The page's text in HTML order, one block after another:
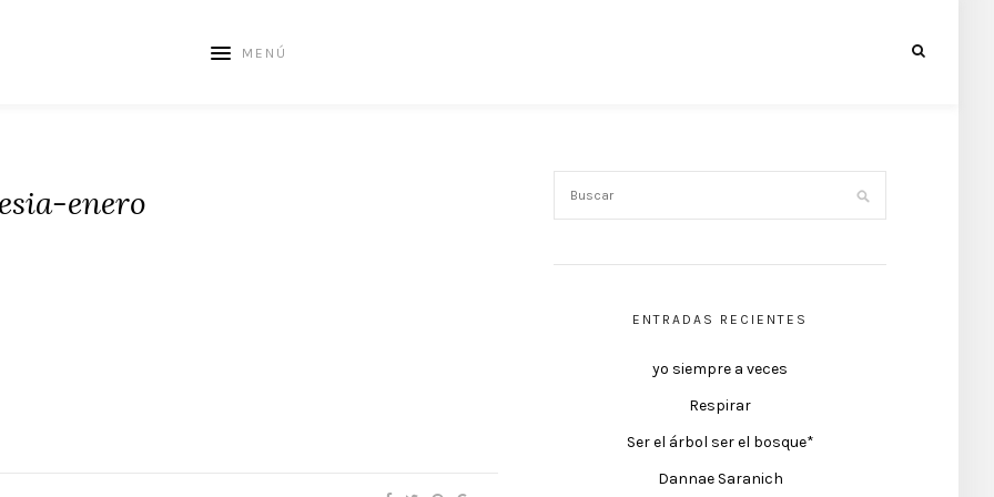
MENÚ
enero
ENTRADAS RECIENTES
yo siempre a veces
Respirar
Ser el árbol ser el bosque*
Dannae Saranich